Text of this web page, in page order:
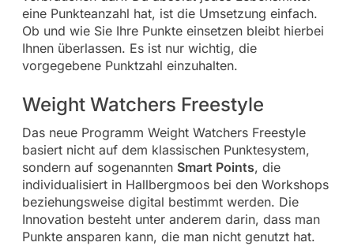
eine Punkteanzahl hat, ist die Umsetzung einfach.
Ob und wie Sie Ihre Punkte einsetzen bleibt hierbei
Ihnen überlassen. Es ist nur wichtig, die
vorgegebene Punktzahl einzuhalten.
Weight Watchers Freestyle
Das neue Programm Weight Watchers Freestyle
basiert nicht auf dem klassischen Punktesystem,
sondern auf sogenannten Smart Points, die
individualisiert in Hallbergmoos bei den Workshops
beziehungsweise digital bestimmt werden. Die
Innovation besteht unter anderem darin, dass man
Punkte ansparen kann, die man nicht genutzt hat.